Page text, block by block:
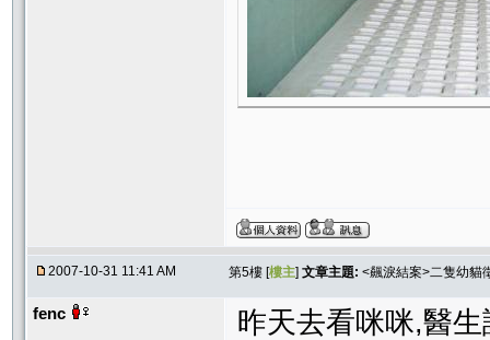
2007-10-31 11:41 AM 第5樓 [樓主] 文章主題: <飆淚結案>二隻幼貓
fenc
昨天去看咪咪,醫